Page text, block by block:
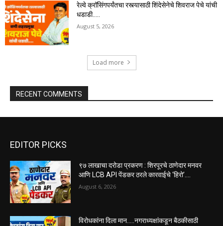
रेल्वे क्रॉसिंगपर्यंतचा रस्त्यासाठी शिंदेसेनेचे शिवराज पेचे यांची
धडाडी…..
August 5, 2026
Load more
RECENT COMMENTS
EDITOR PICKS
९७ लाखाचा दरोडा प्रकरण : शिरपूरचे ठाणेदार मनवर
आणि LCB API पेंडकर ठरले कारवाईचे ‘हिरो’….
August 6, 2026
विरोधकांना दिला मान…..नगराध्यक्षांकडून बैठकीसाठी